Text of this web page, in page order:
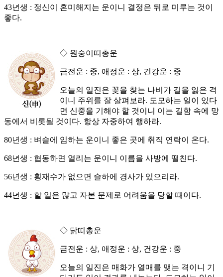
43년생 : 정신이 혼미해지는 운이니 결정은 뒤로 미루는 것이
좋다.
◇ 원숭이띠총운
금전운 : 중, 애정운 : 상, 건강운 : 중
오늘의 일진은 꽃을 찾는 나비가 길을 잃은 격
이니 주위를 잘 살펴보라. 도모하는 일이 있다
면 신중을 기해야 할 것이니 이는 길함 속에 망
동에서 비롯될 것이다. 항상 자중하여 행하라.
80년생 : 벼슬에 임하는 운이니 좋은 곳에 취직 연락이 온다.
68년생 : 협동하면 열리는 운이니 이름을 사방에 떨친다.
56년생 : 횡재수가 없으면 슬하에 경사가 있으리라.
44년생 : 할 일은 많고 자본 문제로 어려움을 당할 때이다.
◇ 닭띠총운
금전운 : 상, 애정운 : 상, 건강운 : 중
오늘의 일진은 매화가 열매를 맺는 격이니 기